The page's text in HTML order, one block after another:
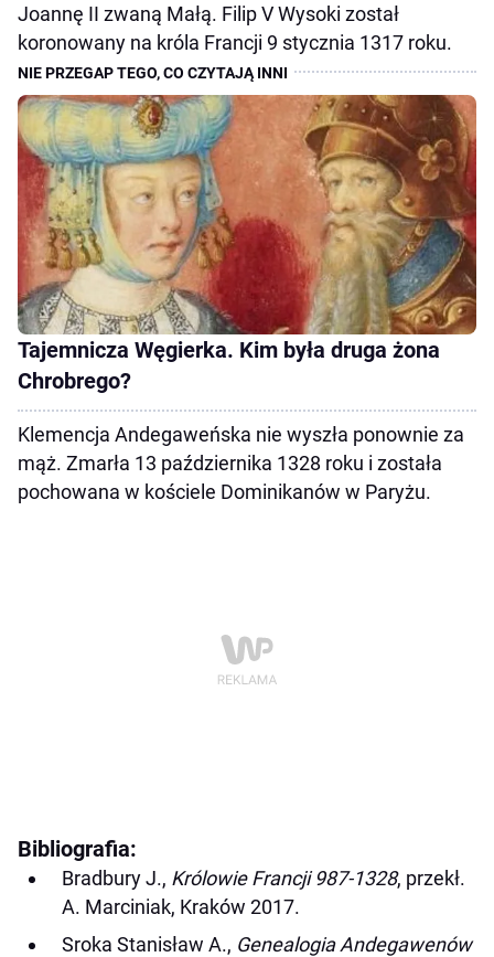
Joannę II zwaną Małą. Filip V Wysoki został
koronowany na króla Francji 9 stycznia 1317 roku.
Tajemnicza Węgierka. Kim była druga żona
Chrobrego?
Klemencja Andegaweńska nie wyszła ponownie za
mąż. Zmarła 13 października 1328 roku i została
pochowana w kościele Dominikanów w Paryżu.
Bibliografia:
Bradbury J., Królowie Francji 987-1328, przekł.
A. Marciniak, Kraków 2017.
Sroka Stanisław A., Genealogia Andegawenów